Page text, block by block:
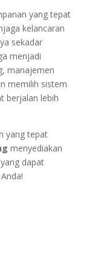
yang tepat
kelancaran
sekadar
menjadi
manajemen
memilih sistem
berjalan lebih
yang tepat
menyediakan
dapat